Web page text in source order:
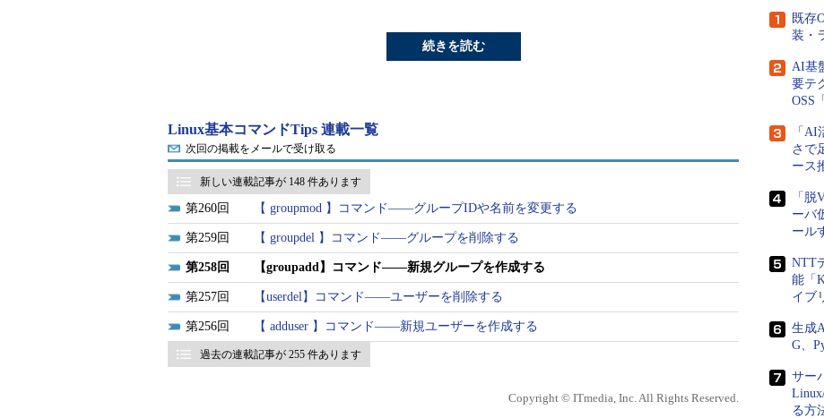
「groupadd」は新規グループを作成するコマンドです。
groupaddコマンドの書式
groupadd [オプション] グループ名
※[ ]は省略可能な引数を示しています。
続きを読む
Linux基本コマンドTips 連載一覧
次回の掲載をメールで受け取る
新しい連載記事が 148 件あります
260 【 groupmod 】コマンド――グループIDや名前を変更する
259 【 groupdel 】コマンド――グループを削除する
258 【groupadd】コマンド――新規グループを作成する
257 【userdel】コマンド――ユーザーを削除する
256 【 adduser 】コマンド――新規ユーザーを作成する
過去の連載記事が 255 件あります
Copyright © ITmedia, Inc. All Rights Reserved.
既存
装・
AI基
要テ
OSS
「
さで
ース
「
ーバ
ール
NTT
能「
イブ
生成
G、
サー
る方